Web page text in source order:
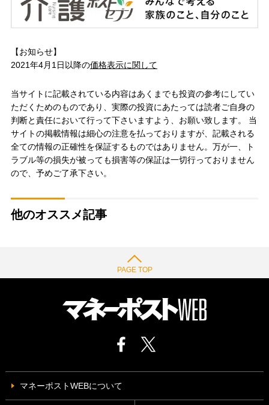
【お知らせ】
2021年4月1日以降の価格表示に関して
当サイトに記載されている内容はあくまでも投資の参考にしてい
ただくためのものであり、実際の投資にあたっては読者ご自身の
判断と責任において行って下さいますよう、お願い致します。 当
サイトの掲載情報は細心の注意を払っておりますが、記載される
全ての情報の正確性を保証するものではありません。万が一、ト
ラブル等の損失が被っても損害等の保証は一切行っておりません
ので、予めご了承下さい。
他のオススメ記事
PAGE TOP
マネーポストWEBについて